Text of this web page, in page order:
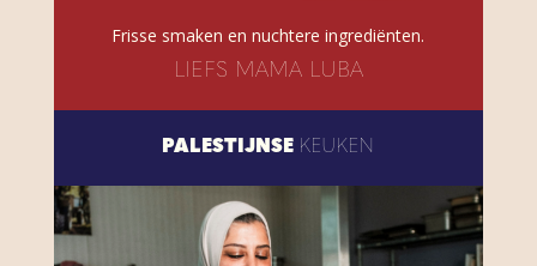
Frisse smaken en nuchtere ingrediënten.
LIEFS MAMA LUBA
PALESTIJNSE KEUKEN